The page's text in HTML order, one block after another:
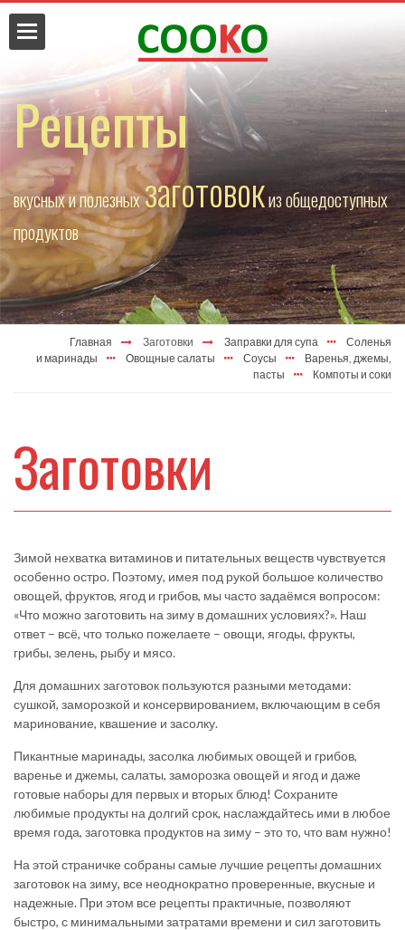
Рецепты
вкусных и полезныхзаготовокиз общедоступных
продуктов
Главная Заготовки Заправки для супа
Соленья
и маринады
Овощные салаты Соусы
Варенья, джемы,
пасты
Компоты и соки
Заготовки
Зимой нехватка витаминов и питательных веществ чувствуется
особенно остро. Поэтому, имея под рукой большое количество
овощей, фруктов, ягод и грибов, мы часто задаёмся вопросом:
«Что можно заготовить на зиму в домашних условиях?». Наш
ответ – всё, что только пожелаете – овощи, ягоды, фрукты,
грибы, зелень, рыбу и мясо.
Для домашних заготовок пользуются разными методами:
сушкой, заморозкой и консервированием, включающим в себя
маринование, квашение и засолку.
Пикантные маринады, засолка любимых овощей и грибов,
варенье и джемы, салаты, заморозка овощей и ягод и даже
готовые наборы для первых и вторых блюд! Сохраните
любимые продукты на долгий срок, наслаждайтесь ими в любое
время года, заготовка продуктов на зиму – это то, что вам нужно!
На этой страничке собраны самые лучшие рецепты домашних
заготовок на зиму, все неоднократно проверенные, вкусные и
надежные. При этом все рецепты практичные, позволяют
быстро, с минимальными затратами времени и сил заготовить